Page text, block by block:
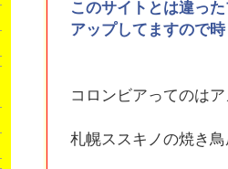
このサイトとは違っ
アップしてますので
コロンビアってのは
札幌ススキノの焼き